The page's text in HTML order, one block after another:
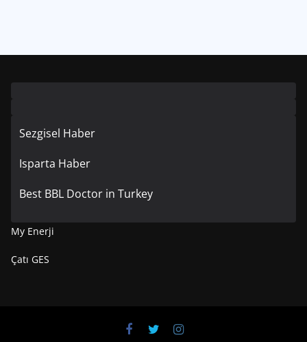
Sezgisel Haber
Isparta Haber
Best BBL Doctor in Turkey
My Enerji
Çatı GES